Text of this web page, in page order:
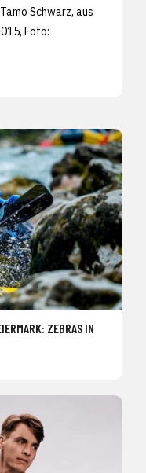
Schwarz, aus
Foto:
ZEBRAS IN